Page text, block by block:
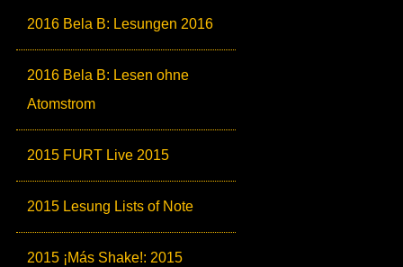
2016 Bela B: Lesungen 2016
2016 Bela B: Lesen ohne
Atomstrom
2015 FURT Live 2015
2015 Lesung Lists of Note
2015 ¡Más Shake!: 2015